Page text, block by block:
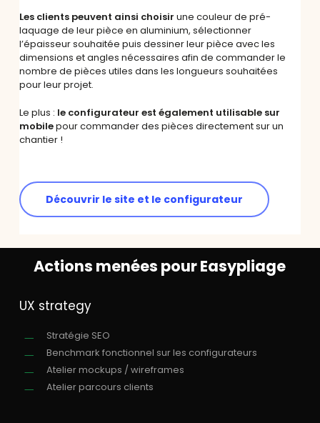
Les clients peuvent ainsi choisir une couleur de pré-
laquage de leur pièce en aluminium, sélectionner
l’épaisseur souhaitée puis dessiner leur pièce avec les
dimensions et angles nécessaires afin de commander le
nombre de pièces utiles dans les longueurs souhaitées
pour leur projet.
Le plus : le configurateur est également utilisable sur
mobilepour commander des pièces directement sur un
chantier !
Découvrir le site et le configurateur
Actions menées pour Easypliage
UX strategy
Stratégie SEO
Benchmark fonctionnel sur les configurateurs
Atelier mockups / wireframes
Atelier parcours clients